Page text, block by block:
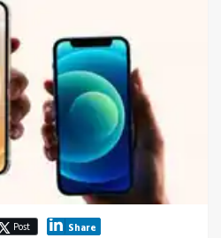
Post Share